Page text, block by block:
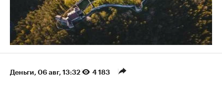
Деньги⁠, 06 авг, 13:32 4 183